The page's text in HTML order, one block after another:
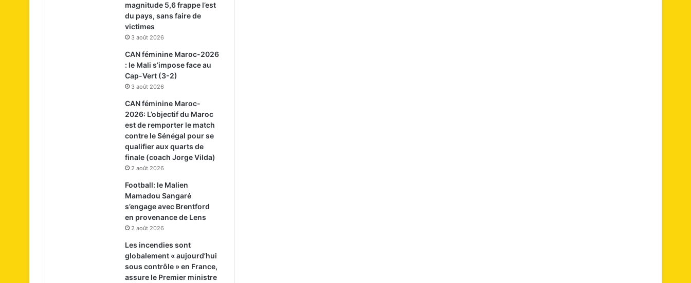
magnitude 5,6 frappe l’est
du pays, sans faire de
victimes
3 août 2026
CAN féminine Maroc-2026
: le Mali s’impose face au
Cap-Vert (3-2)
3 août 2026
CAN féminine Maroc-
2026: L’objectif du Maroc
est de remporter le match
contre le Sénégal pour se
qualifier aux quarts de
finale (coach Jorge Vilda)
2 août 2026
Football: le Malien
Mamadou Sangaré
s’engage avec Brentford
en provenance de Lens
2 août 2026
Les incendies sont
globalement « aujourd’hui
sous contrôle » en France,
assure le Premier ministre